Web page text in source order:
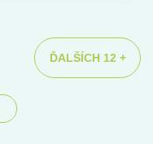
ĎALŠÍCH 12 +